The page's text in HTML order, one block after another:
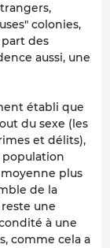
colonies,
des
aussi, une
établi que
du sexe (les
et délits),
population
plus
de la
une
à une
comme cela a